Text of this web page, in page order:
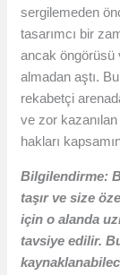
sergilemeden
tasarımcı bir
ancak öngörüsü
almadan aştı.
rekabetçi
ve zor kazanılan
hakları
Bilgilendirme:
taşır ve size
için o alanda
tavsiye edilir.